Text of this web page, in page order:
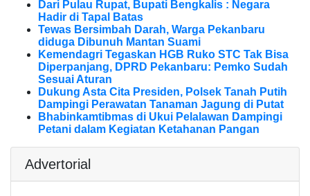
Dari Pulau Rupat, Bupati Bengkalis : Negara
Hadir di Tapal Batas
Tewas Bersimbah Darah, Warga Pekanbaru
diduga Dibunuh Mantan Suami
Kemendagri Tegaskan HGB Ruko STC Tak Bisa
Diperpanjang, DPRD Pekanbaru: Pemko Sudah
Sesuai Aturan
Dukung Asta Cita Presiden, Polsek Tanah Putih
Dampingi Perawatan Tanaman Jagung di Putat
Bhabinkamtibmas di Ukui Pelalawan Dampingi
Petani dalam Kegiatan Ketahanan Pangan
Advertorial